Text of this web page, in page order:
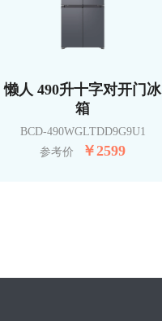
懒人 490升十字对开门冰
箱
BCD-490WGLTDD9G9U1
参考价
￥2599